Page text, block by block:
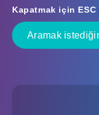
Kapatmak için ESC